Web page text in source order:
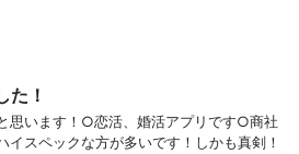
た！
思います！○恋活、婚活アプリです○商社
イスペックな方が多いです！しかも真剣！